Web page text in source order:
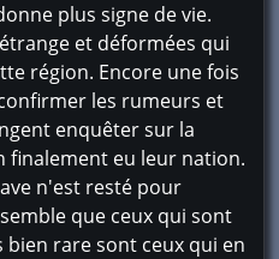
plus signe de vie.
et déformées qui
région. Encore une fois
les rumeurs et
enquêter sur la
finalement eu leur nation.
n'est resté pour
que ceux qui sont
rare sont ceux qui en